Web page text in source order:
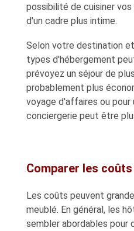
possibilité de cuisiner vos
d'un cadre plus intime.
Selon votre destination
types d'hébergement
prévoyez un séjour de
probablement plus
voyage d'affaires ou
conciergerie peut être
Comparer les
Les coûts peuvent
meublé. En général, les
sembler abordables pour